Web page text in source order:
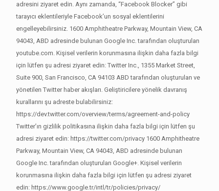
adresini ziyaret edin. Aynı zamanda, “Facebook Blocker” gibi
tarayıcı eklentileriyle Facebook’un sosyal eklentilerini
engelleyebilirsiniz. 1600 Amphitheatre Parkway, Mountain View, CA
94043, ABD adresinde bulunan Google Inc. tarafından oluşturulan
youtube.com. Kişisel verilerin korunmasına ilişkin daha fazla bilgi
için lütfen şu adresi ziyaret edin: Twitter Inc., 1355 Market Street,
Suite 900, San Francisco, CA 94103 ABD tarafından oluşturulan ve
yönetilen Twitter haber akışları. Geliştiricilere yönelik davranış
kurallarını şu adreste bulabilirsiniz:
https://dev.twitter.com/overview/terms/agreement-and-policy
Twitter’ın gizlilik politikasına ilişkin daha fazla bilgi için lütfen şu
adresi ziyaret edin: https://twitter.com/privacy 1600 Amphitheatre
Parkway, Mountain View, CA 94043, ABD adresinde bulunan
Google Inc. tarafından oluşturulan Google+. Kişisel verilerin
korunmasına ilişkin daha fazla bilgi için lütfen şu adresi ziyaret
edin: https://www.google.tr/intl/tr/policies/privacy/